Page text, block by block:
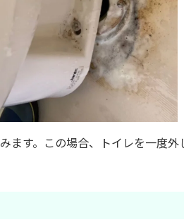
す。この場合、トイレを一度外